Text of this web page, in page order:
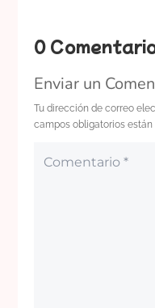
0
Enviar un
Tu dirección de correo
campos obligatorios